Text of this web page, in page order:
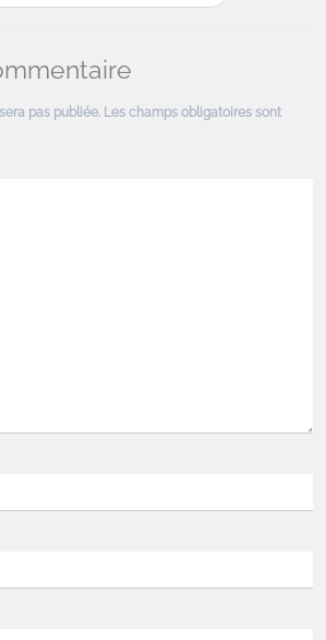
pas publiée. Les champs obligatoires sont